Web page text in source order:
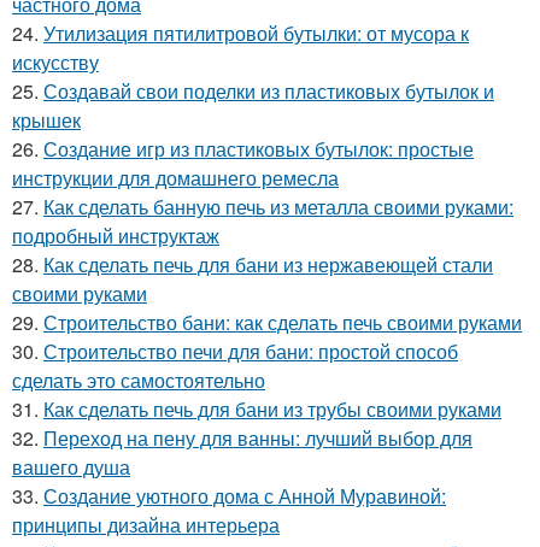
24. Утилизация пятилитровой бутылки: от мусора к
искусству
25. Создавай свои поделки из пластиковых бутылок и
крышек
26. Создание игр из пластиковых бутылок: простые
инструкции для домашнего ремесла
27. Как сделать банную печь из металла своими руками:
подробный инструктаж
28. Как сделать печь для бани из нержавеющей стали
своими руками
29. Строительство бани: как сделать печь своими руками
30. Строительство печи для бани: простой способ
сделать это самостоятельно
31. Как сделать печь для бани из трубы своими руками
32. Переход на пену для ванны: лучший выбор для
вашего душа
33. Создание уютного дома с Анной Муравиной:
принципы дизайна интерьера